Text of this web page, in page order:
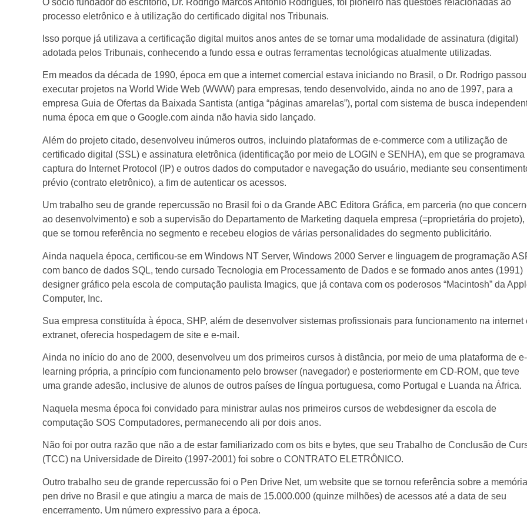
processo eletrônico e à utilização do certificado digital nos Tribunais.
Isso porque já utilizava a certificação digital muitos anos antes de se tornar uma modalidade de assinatura (digital)
adotada pelos Tribunais, conhecendo a fundo essa e outras ferramentas tecnológicas atualmente utilizadas.
Em meados da década de 1990, época em que a internet comercial estava iniciando no Brasil, o Dr. Rodrigo
executar projetos na World Wide Web (WWW) para empresas, tendo desenvolvido, ainda no ano de 1997, para a
empresa Guia de Ofertas da Baixada Santista (antiga “páginas amarelas”), portal com sistema de busca
numa época em que o Google.com ainda não havia sido lançado.
Além do projeto citado, desenvolveu inúmeros outros, incluindo plataformas de e-commerce com a utilização de
certificado digital (SSL) e assinatura eletrônica (identificação por meio de LOGIN e SENHA), em que se programava
captura do Internet Protocol (IP) e outros dados do computador e navegação do usuário, mediante seu
prévio (contrato eletrônico), a fim de autenticar os acessos.
Um trabalho seu de grande repercussão no Brasil foi o da Grande ABC Editora Gráfica, em parceria (no que
ao desenvolvimento) e sob a supervisão do Departamento de Marketing daquela empresa (=proprietária do projeto),
que se tornou referência no segmento e recebeu elogios de várias personalidades do segmento publicitário.
Ainda naquela época, certificou-se em Windows NT Server, Windows 2000 Server e linguagem de programação
com banco de dados SQL, tendo cursado Tecnologia em Processamento de Dados e se formado anos antes (1991)
designer gráfico pela escola de computação paulista Imagics, que já contava com os poderosos “Macintosh” da
Computer, Inc.
Sua empresa constituída à época, SHP, além de desenvolver sistemas profissionais para funcionamento na internet
extranet, oferecia hospedagem de site e e-mail.
Ainda no início do ano de 2000, desenvolveu um dos primeiros cursos à distância, por meio de uma plataforma de e-
learning própria, a princípio com funcionamento pelo browser (navegador) e posteriormente em CD-ROM, que teve
uma grande adesão, inclusive de alunos de outros países de língua portuguesa, como Portugal e Luanda na África.
Naquela mesma época foi convidado para ministrar aulas nos primeiros cursos de webdesigner da escola de
computação SOS Computadores, permanecendo ali por dois anos.
Não foi por outra razão que não a de estar familiarizado com os bits e bytes, que seu Trabalho de Conclusão de
(TCC) na Universidade de Direito (1997-2001) foi sobre o CONTRATO ELETRÔNICO.
Outro trabalho seu de grande repercussão foi o Pen Drive Net, um website que se tornou referência sobre a memória
pen drive no Brasil e que atingiu a marca de mais de 15.000.000 (quinze milhões) de acessos até a data de seu
encerramento. Um número expressivo para a época.